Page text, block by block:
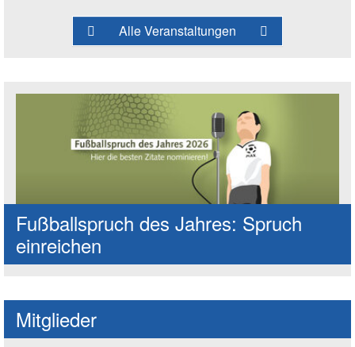
Alle Veranstaltungen
Fußballspruch des Jahres: Spruch
einreichen
Mitglieder